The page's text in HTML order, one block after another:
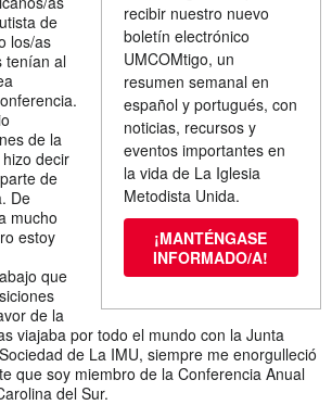
recibir nuestro nuevo
boletín electrónico
UMCOMtigo, un
resumen semanal en
español y portugués, con
noticias, recursos y
eventos importantes en
la vida de La Iglesia
Metodista Unida.
¡MANTÉNGASE
INFORMADO/A!
de
los/as
tenían al
de la
decir
de
De
mucho
estoy
que
de la
viajaba por todo el mundo con la Junta
de La IMU, siempre me enorgulleció
que soy miembro de la Conferencia Anual
del Sur.